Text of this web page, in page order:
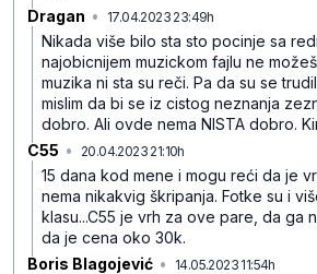
Dragan • 17.04.2023 23:49h
Nikada više bilo sta sto pocinje sa
najobicnijem muzickom fajlu ne
muzika ni sta su reči. Pa da su se
mislim da bi se iz cistog neznanja
dobro. Ali ovde nema NISTA dobro.
C55 • 20.04.2023 21:10h
15 dana kod mene i mogu reći da je
nema nikakvig škripanja. Fotke su i
klasu...C55 je vrh za ove pare, da ga
da je cena oko 30k.
Boris Blagojević • 14.05.2023 11:54h